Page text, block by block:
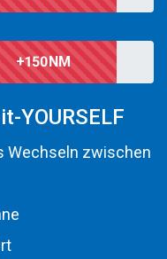
+150NM
YOURSELF
Wechseln zwischen